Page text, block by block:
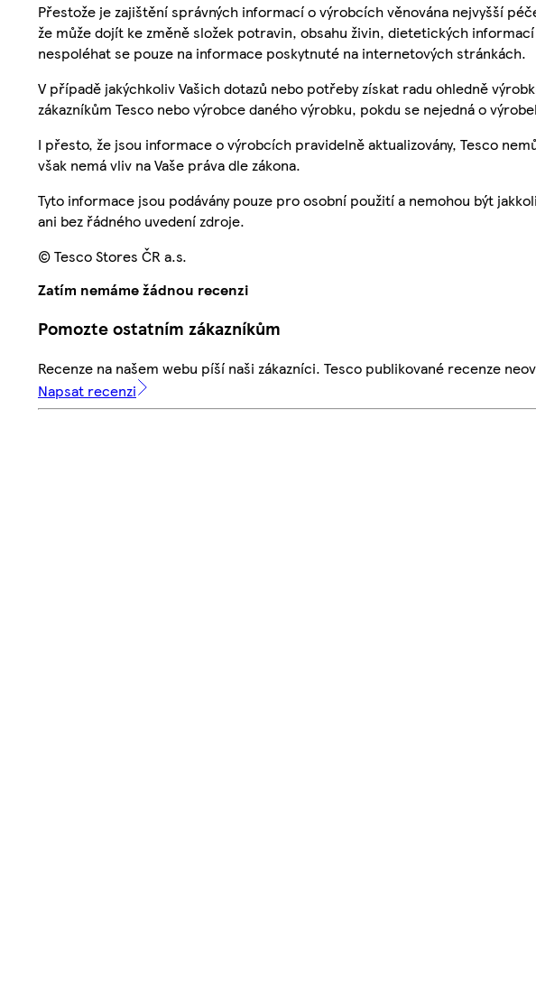
Přestože je zajištění správných informací o výrobcích věnována nejvyšší
že může dojít ke změně složek potravin, obsahu živin, dietetických
nespoléhat se pouze na informace poskytnuté na internetových stránkách.
V případě jakýchkoliv Vašich dotazů nebo potřeby získat radu ohledně
zákazníkům Tesco nebo výrobce daného výrobku, pokdu se nejedná o
I přesto, že jsou informace o výrobcích pravidelně aktualizovány, Tesco
však nemá vliv na Vaše práva dle zákona.
Tyto informace jsou podávány pouze pro osobní použití a nemohou být
ani bez řádného uvedení zdroje.
© Tesco Stores ČR a.s.
Zatím nemáme žádnou recenzi
Pomozte ostatním zákazníkům
Recenze na našem webu píší naši zákazníci. Tesco publikované recenze
Napsat recenzi